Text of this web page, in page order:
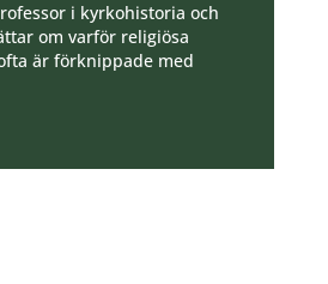
i kyrkohistoria och
om varför religiösa
är förknippade med